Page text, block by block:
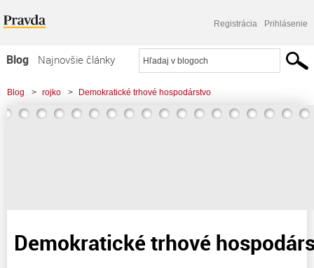
Registrácia Prihlásenie
Blog
Najnovšie články
Najčítanejšie články
Najkomentovanejšie články
Blog > rojko > Demokratické trhové hospodárstvo
Demokratické trhové